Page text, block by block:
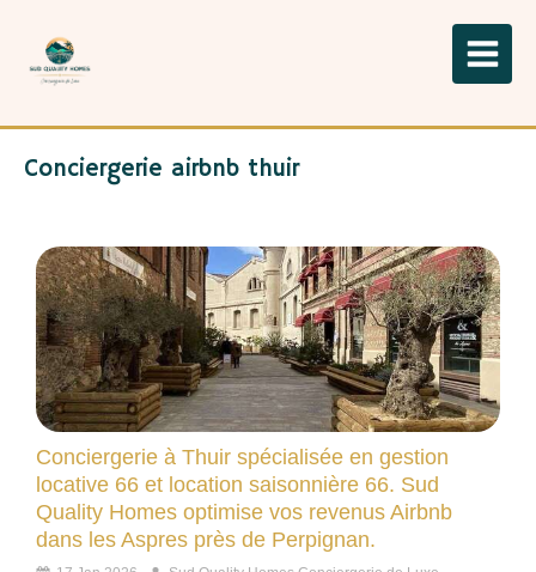
Conciergerie airbnb thuir
Conciergerie à Thuir spécialisée en gestion
locative 66 et location saisonnière 66. Sud
Quality Homes optimise vos revenus Airbnb
dans les Aspres près de Perpignan.